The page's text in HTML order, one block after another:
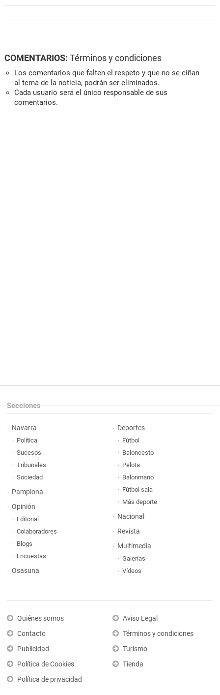
COMENTARIOS: Términos y condiciones
Los comentarios que falten el respeto y que no se ciñan
al tema de la noticia, podrán ser eliminados.
Cada usuario será el único responsable de sus
comentarios.
Secciones
Navarra
Política
Sucesos
Tribunales
Sociedad
Pamplona
Opinión
Editorial
Colaboradores
Blogs
Encuestas
Osasuna
Deportes
Fútbol
Baloncesto
Pelota
Balonmano
Fútbol sala
Más deporte
Nacional
Revista
Multimedia
Galerías
Vídeos
Quiénes somos
Contacto
Publicidad
Política de Cookies
Política de privacidad
Aviso Legal
Términos y condiciones
Turismo
Tienda